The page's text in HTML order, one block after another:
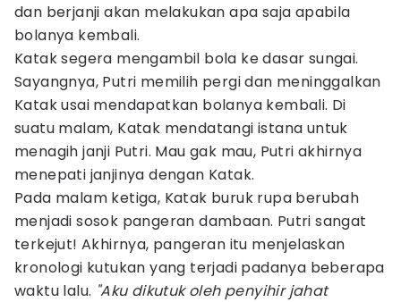
dan berjanji akan melakukan apa saja apabila
bolanya kembali.
Katak segera mengambil bola ke dasar sungai.
Sayangnya, Putri memilih pergi dan meninggalkan
Katak usai mendapatkan bolanya kembali. Di
suatu malam, Katak mendatangi istana untuk
menagih janji Putri. Mau gak mau, Putri akhirnya
menepati janjinya dengan Katak.
Pada malam ketiga, Katak buruk rupa berubah
menjadi sosok pangeran dambaan. Putri sangat
terkejut! Akhirnya, pangeran itu menjelaskan
kronologi kutukan yang terjadi padanya beberapa
waktu lalu. "Aku dikutuk oleh penyihir jahat